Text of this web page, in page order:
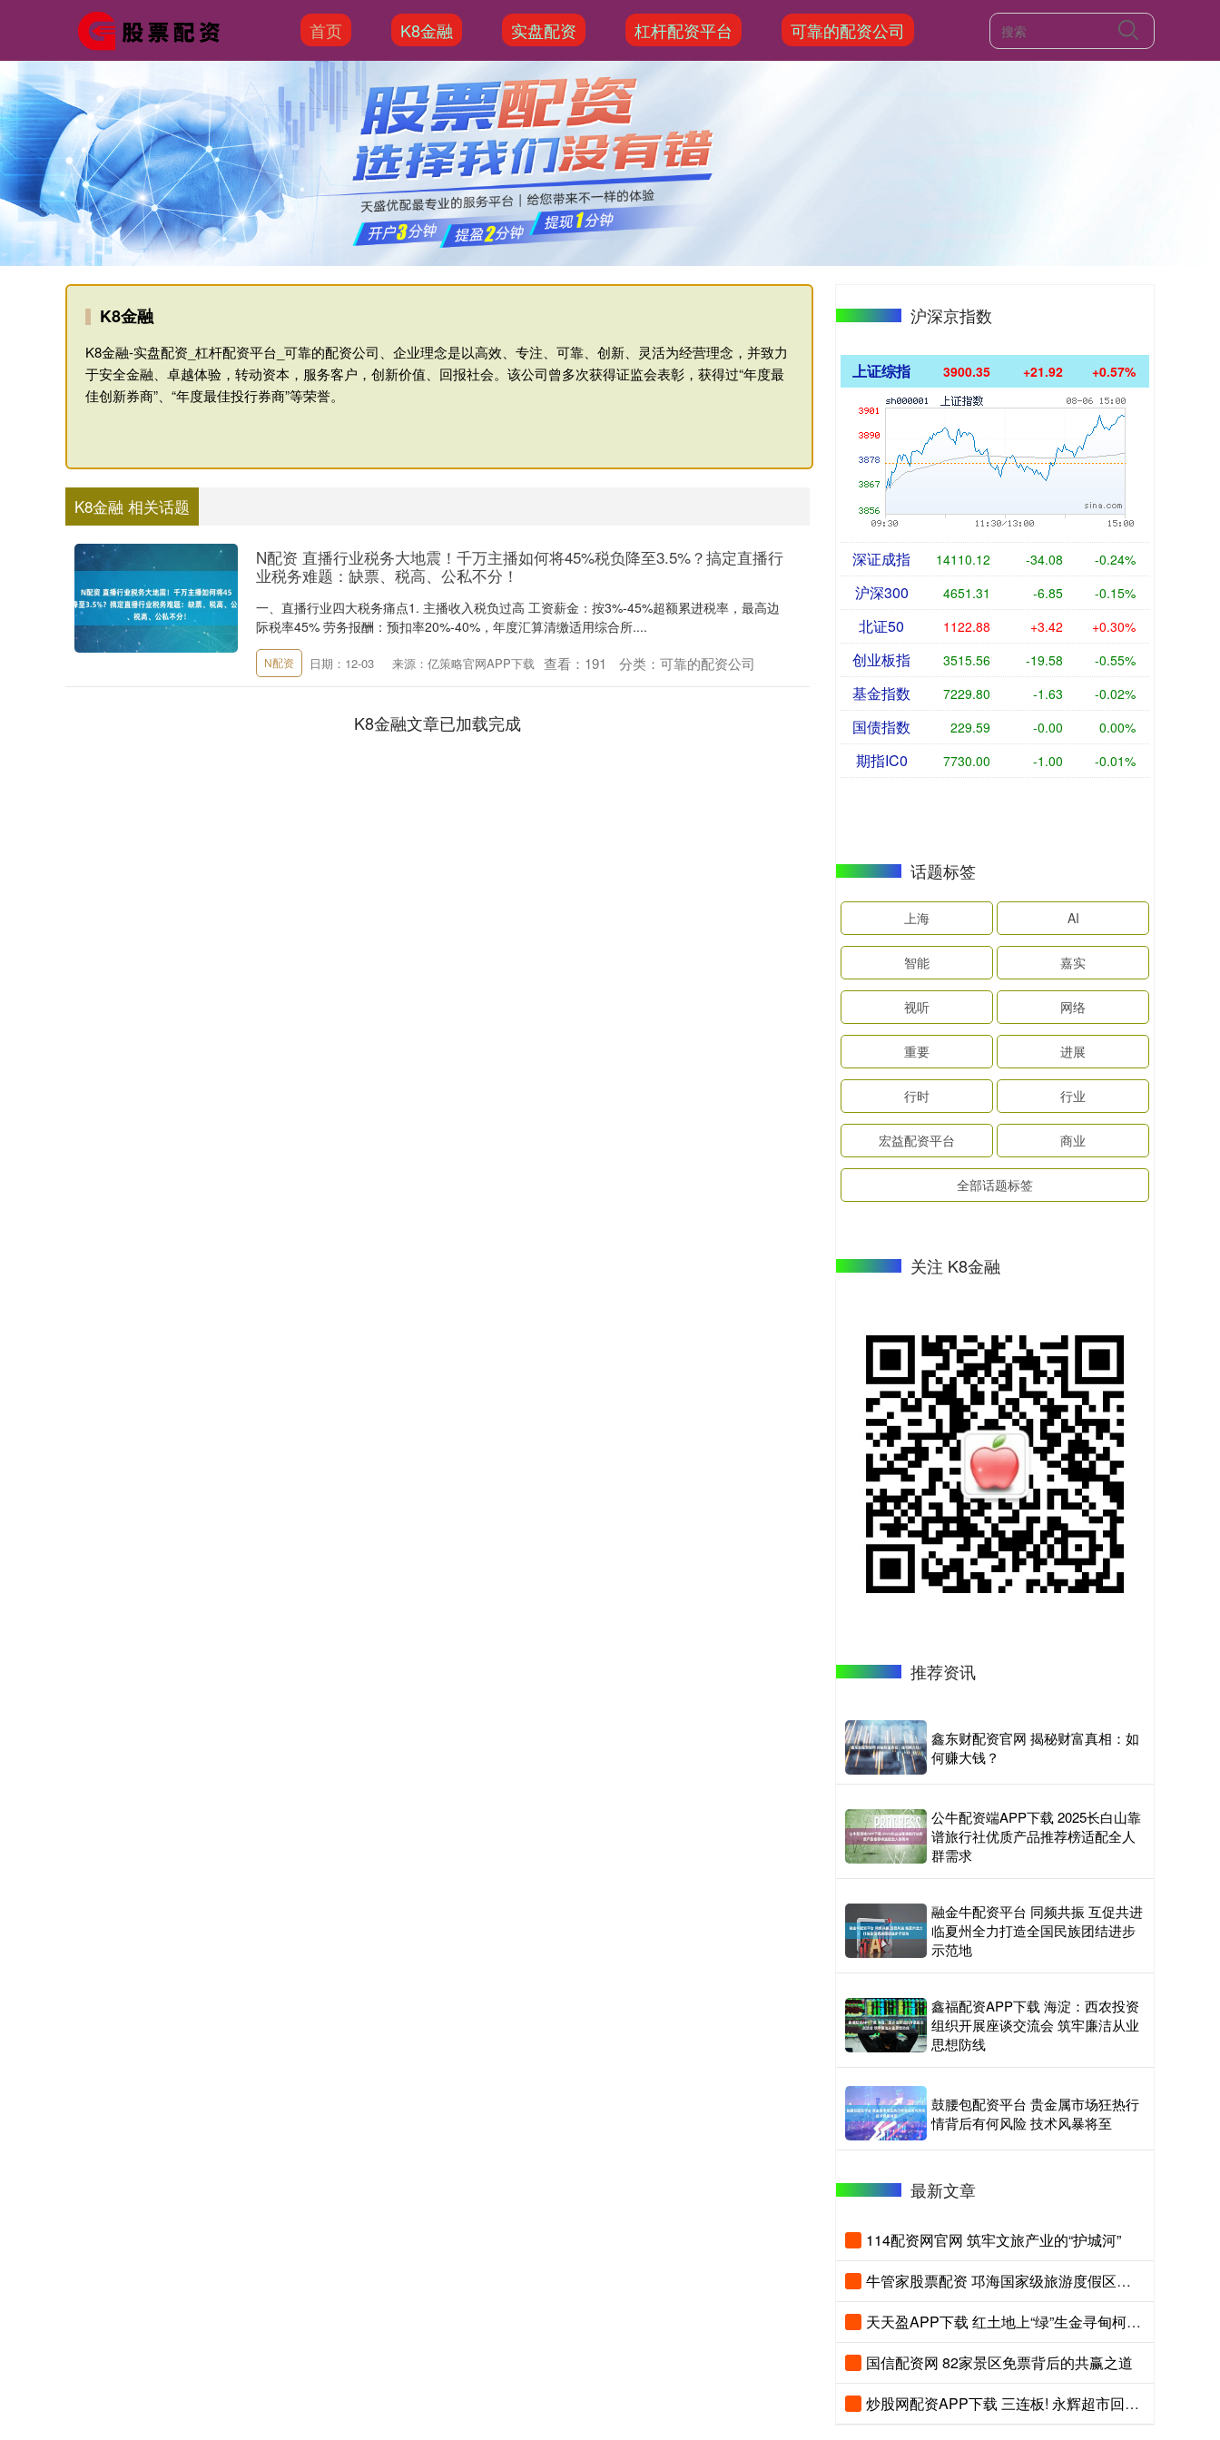
首页 K8金融 实盘配资 杠杆配资平台 可靠的配资公司
K8金融
K8金融-实盘配资_杠杆配资平台_可靠的配资公司、企业理念是以高效、专注、可靠、创新、灵活为经营理念，并致力
于安全金融、卓越体验，转动资本，服务客户，创新价值、回报社会。该公司曾多次获得证监会表彰，获得过“年度最
佳创新券商”、“年度最佳投行券商”等荣誉。
K8金融 相关话题
N配资 直播行业税务大地震！千万主播如何将45%税负降至3.5%？搞定直播行
业税务难题：缺票、税高、公私不分！
一、直播行业四大税务痛点1. 主播收入税负过高 工资薪金：按3%-45%超额累进税率，最高边
际税率45% 劳务报酬：预扣率20%-40%，年度汇算清缴适用综合所....
N配资 日期：12-03 来源：亿策略官网APP下载 查看： 191 分类： 可靠的配资公司
K8金融文章已加载完成
沪深京指数
上证综指 3900.35 +21.92 +0.57%
深证成指 14110.12 -34.08 -0.24%
沪深300 4651.31 -6.85 -0.15%
北证50 1122.88 +3.42 +0.30%
创业板指 3515.56 -19.58 -0.55%
基金指数 7229.80 -1.63 -0.02%
国债指数 229.59 -0.00 0.00%
期指IC0 7730.00 -1.00 -0.01%
话题标签
上海 AI
智能 嘉实
视听 网络
重要 进展
行时 行业
宏益配资平台 商业
全部话题标签
关注 K8金融
推荐资讯
鑫东财配资官网 揭秘财富真相：如
何赚大钱？
公牛配资端APP下载 2025长白山靠
谱旅行社优质产品推荐榜适配全人
群需求
融金牛配资平台 同频共振 互促共进
临夏州全力打造全国民族团结进步
示范地
鑫福配资APP下载 海淀：西农投资
组织开展座谈交流会 筑牢廉洁从业
思想防线
鼓腰包配资平台 贵金属市场狂热行
情背后有何风险 技术风暴将至
最新文章
114配资网官网 筑牢文旅产业的“护城河”
牛管家股票配资 邛海国家级旅游度假区发布六月游玩指南
天天盈APP下载 红土地上“绿”生金寻甸柯渡夏季乡村游升温
国信配资网 82家景区免票背后的共赢之道
炒股网配资APP下载 三连板! 永辉超市回应股价大涨